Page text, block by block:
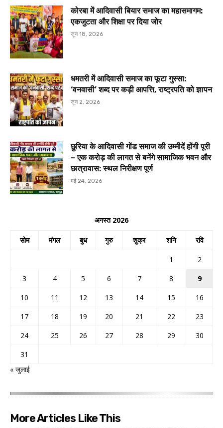
कोरबा में आदिवासी बियार समाज का महासमागम:
एकजुटता और शिक्षा पर दिया जोर
जून 18, 2026
धमतरी में आदिवासी समाज का फूटा गुस्सा:
‘वनवासी’ शब्द पर कड़ी आपत्ति, राष्ट्रपति को ज्ञापन
जून 2, 2026
छुरिया के आदिवासी गोंड समाज की उम्मीदें होंगी पूरी
– एक करोड़ की लागत से बनेंगे सामाजिक भवन और
छात्रावास: स्थल निरीक्षण पूर्ण
मई 24, 2026
अगस्त 2026
सोम मंगल बुध गुरु शुक्र शनि रवि
1
2
3
4 5 6 7 8
9
10
11 12 13 14 15
16
17
18 19 20 21 22
23
24
25 26 27 28 29
30
31
« जुलाई
More Articles Like This